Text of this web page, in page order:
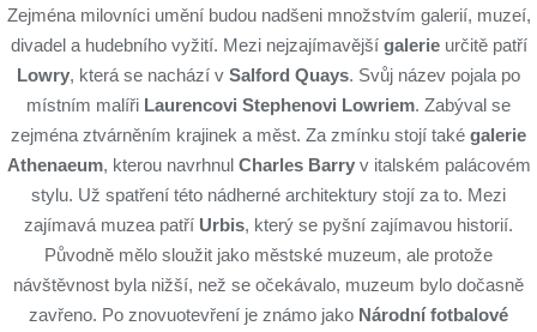
Zejména milovníci umění budou nadšeni množstvím galerií, muzeí,
divadel a hudebního vyžití. Mezi nejzajímavější galerie určitě patří
Lowry, která se nachází v Salford Quays. Svůj název pojala po
místním malíři Laurencovi Stephenovi Lowriem. Zabýval se
zejména ztvárněním krajinek a měst. Za zmínku stojí také galerie
Athenaeum, kterou navrhnul Charles Barryv italském palácovém
stylu. Už spatření této nádherné architektury stojí za to. Mezi
zajímavá muzea patří Urbis, který se pyšní zajímavou historií.
Původně mělo sloužit jako městské muzeum, ale protože
návštěvnost byla nižší, než se očekávalo, muzeum bylo dočasně
zavřeno. Po znovuotevření je známo jako Národní fotbalové